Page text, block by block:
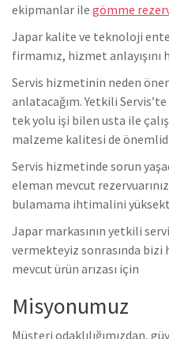
ekipmanlar ile gömme
Japar kalite ve teknoloji
firmamız, hizmet
Servis hizmetinin neden
anlatacağım. Yetkili
tek yolu işi bilen usta ile
malzeme kalitesi de
Servis hizmetinde sorun
eleman mevcut
bulamama ihtimalini
Japar markasının yetkili
vermekteyiz sonrasında bizi
mevcut ürün arızası için
Misyonumuz
Müşteri odaklılığımızdan,